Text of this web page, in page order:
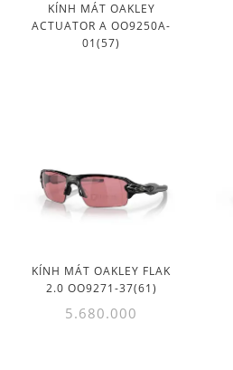
KÍNH MÁT OAKLEY
ACTUATOR A OO9250A-
01(57)
KÍNH MÁT OAKLEY FLAK
2.0 OO9271-37(61)
5.680.000